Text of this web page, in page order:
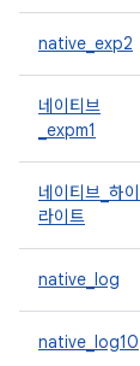
native_exp2
네이티브
_expm1
네이티브_하이
라이트
native_log
native_log10